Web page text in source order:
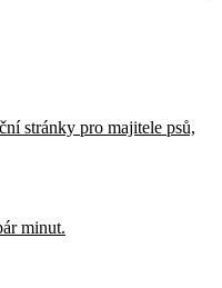
stránky pro majitele psů,
minut.